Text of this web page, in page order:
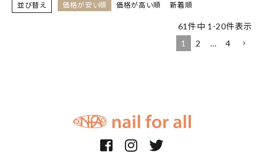
並び替え 価格が安い順 価格が高い順 新着順
61 件中 1 -20件表示
1
2 … 4